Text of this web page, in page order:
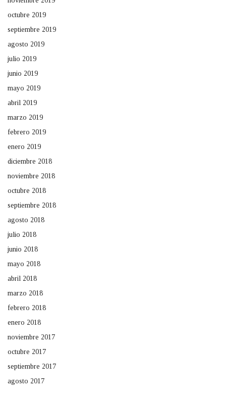
octubre 2019
septiembre 2019
agosto 2019
julio 2019
junio 2019
mayo 2019
abril 2019
marzo 2019
febrero 2019
enero 2019
diciembre 2018
noviembre 2018
octubre 2018
septiembre 2018
agosto 2018
julio 2018
junio 2018
mayo 2018
abril 2018
marzo 2018
febrero 2018
enero 2018
noviembre 2017
octubre 2017
septiembre 2017
agosto 2017